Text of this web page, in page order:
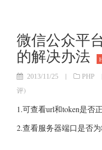
微信公众平
的解决办法
2013/11/25 | PHP
评)
1.可查看url和token是否
2.查看服务器端口是否为